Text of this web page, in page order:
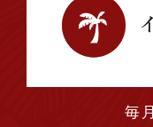
2023年09月 (1)
2023年07月 (2)毎